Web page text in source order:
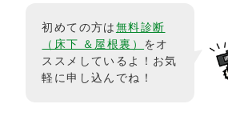
初めての方は無料診断
（床下 ＆屋根裏） をオ
ススメしているよ！お気
軽に申し込んでね！